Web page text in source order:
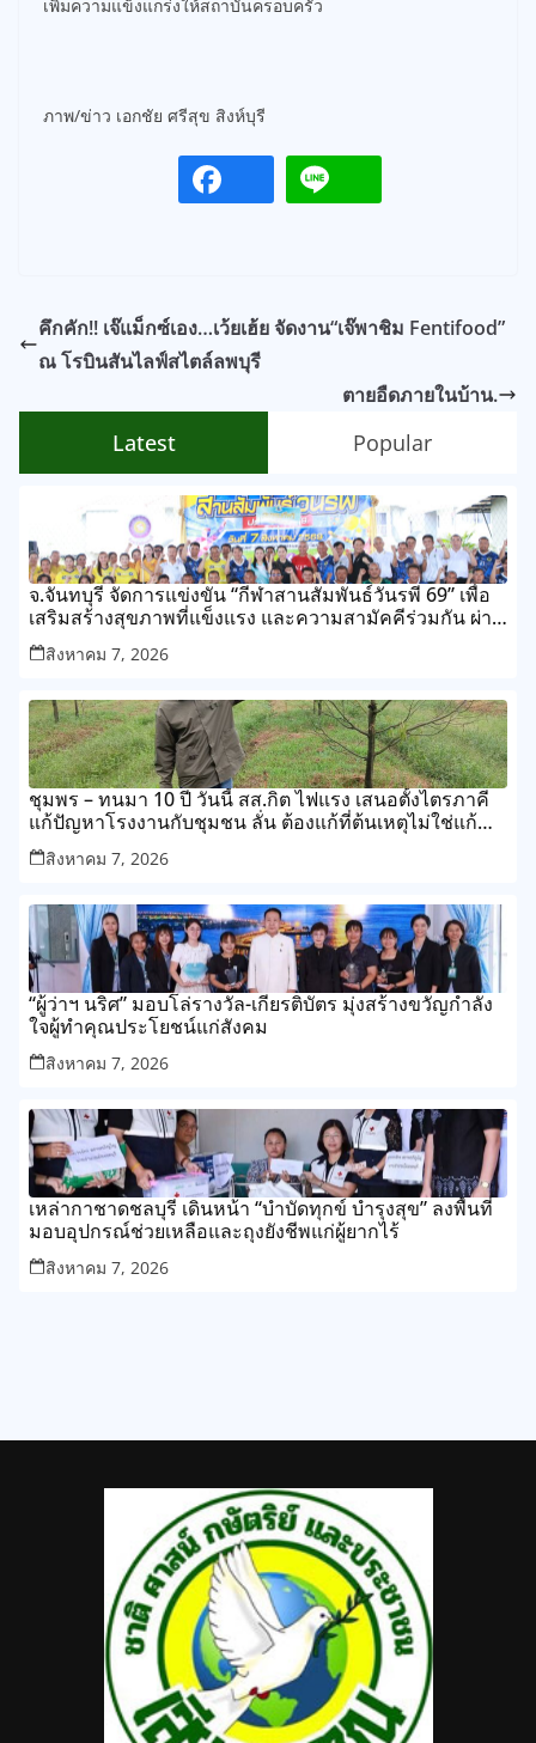
เพิ่มความแข็งแกร่งให้สถาบันครอบครัว
ภาพ/ข่าว เอกชัย ศรีสุข สิงห์บุรี
คึกคัก!! เจ๊แม็กซ์เอง…เว้ยเฮ้ย จัดงาน“เจ๊พาชิม Fentifood”
ณ โรบินสันไลฟ์สไตล์ลพบุรี
ตายอืดภายในบ้าน.
Latest Popular
จ.จันทบุรี จัดการแข่งขัน “กีฬาสานสัมพันธ์วันรพี 69” เพื่อ
เสริมสร้างสุขภาพที่แข็งแรง และความสามัคคีร่วมกัน ผ่าน
การแข่งขันกีฬาและกิจกรรมนันทนาการ
สิงหาคม 7, 2026
ชุมพร – ทนมา 10 ปี วันนี้ สส.กิต ไฟแรง เสนอตั้งไตรภาคี
แก้ปัญหาโรงงานกับชุมชน ลั่น ต้องแก้ที่ต้นเหตุไม่ใช่แก้
ปลายเหตุไม่รู้จบ
สิงหาคม 7, 2026
“ผู้ว่าฯ นริศ” มอบโล่รางวัล-เกียรติบัตร มุ่งสร้างขวัญกำลัง
ใจผู้ทำคุณประโยชน์แก่สังคม
สิงหาคม 7, 2026
เหล่ากาชาดชลบุรี เดินหน้า “บำบัดทุกข์ บำรุงสุข” ลงพื้นที่
มอบอุปกรณ์ช่วยเหลือและถุงยังชีพแก่ผู้ยากไร้
สิงหาคม 7, 2026